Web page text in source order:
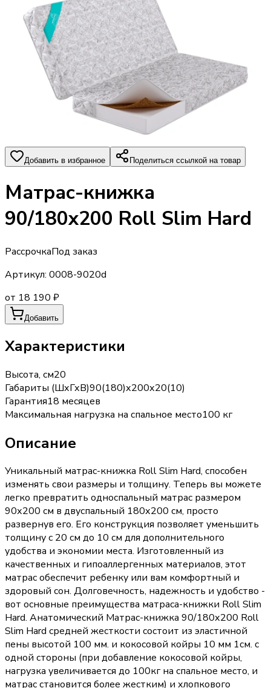
Добавить в избранное Поделиться ссылкой на товар
Матрас-книжка
90/180х200 Roll Slim Hard
РассрочкаПод заказ
Артикул: 0008-9020d
от 18 190 ₽
Добавить
Характеристики
Высота, см20
Габариты (ШхГхВ)90(180)х200х20(10)
Гарантия18 месяцев
Максимальная нагрузка на спальное место100 кг
Описание
Уникальный матрас-книжка Roll Slim Hard, способен
изменять свои размеры и толщину. Теперь вы можете
легко превратить односпальный матрас размером
90х200 см в двуспальный 180х200 см, просто
развернув его. Его конструкция позволяет уменьшить
толщину с 20 см до 10 см для дополнительного
удобства и экономии места. Изготовленный из
качественных и гипоаллергенных материалов, этот
матрас обеспечит ребенку или вам комфортный и
здоровый сон. Долговечность, надежность и удобство -
вот основные преимущества матраса-книжки Roll Slim
Hard. Анатомический Матрас-книжка 90/180х200 Roll
Slim Hard средней жесткости состоит из эластичной
пены высотой 100 мм. и кокосовой койры 10 мм 1см. с
одной стороны (при добавление кокосовой койры,
нагрузка увеличивается до 100кг на спальное место, и
матрас становится более жестким) и хлопкового